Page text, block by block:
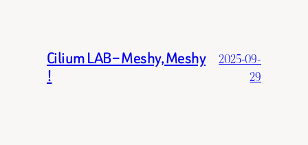
Cilium LAB – Meshy, Meshy
!
2025-09-
29